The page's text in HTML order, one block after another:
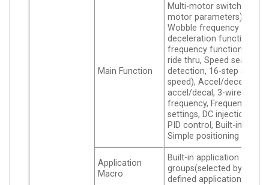
Main Function
Multi-motor switching
motor parameters), Fast
Wobble frequency
deceleration function,
frequency function,
ride thru, Speed search,
detection, 16-step speed
speed), Accel/decel time
accel/decal, 3-wire
frequency, Frequency
settings, DC injection
PID control, Built-in PLC
Simple positioning
Application
Macro
Built-in application
groups(selected by
defined application